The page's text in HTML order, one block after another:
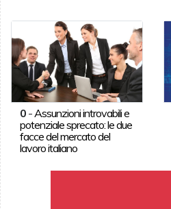
0- Assunzioni introvabili e
potenziale sprecato: le due
facce del mercato del
lavoro italiano